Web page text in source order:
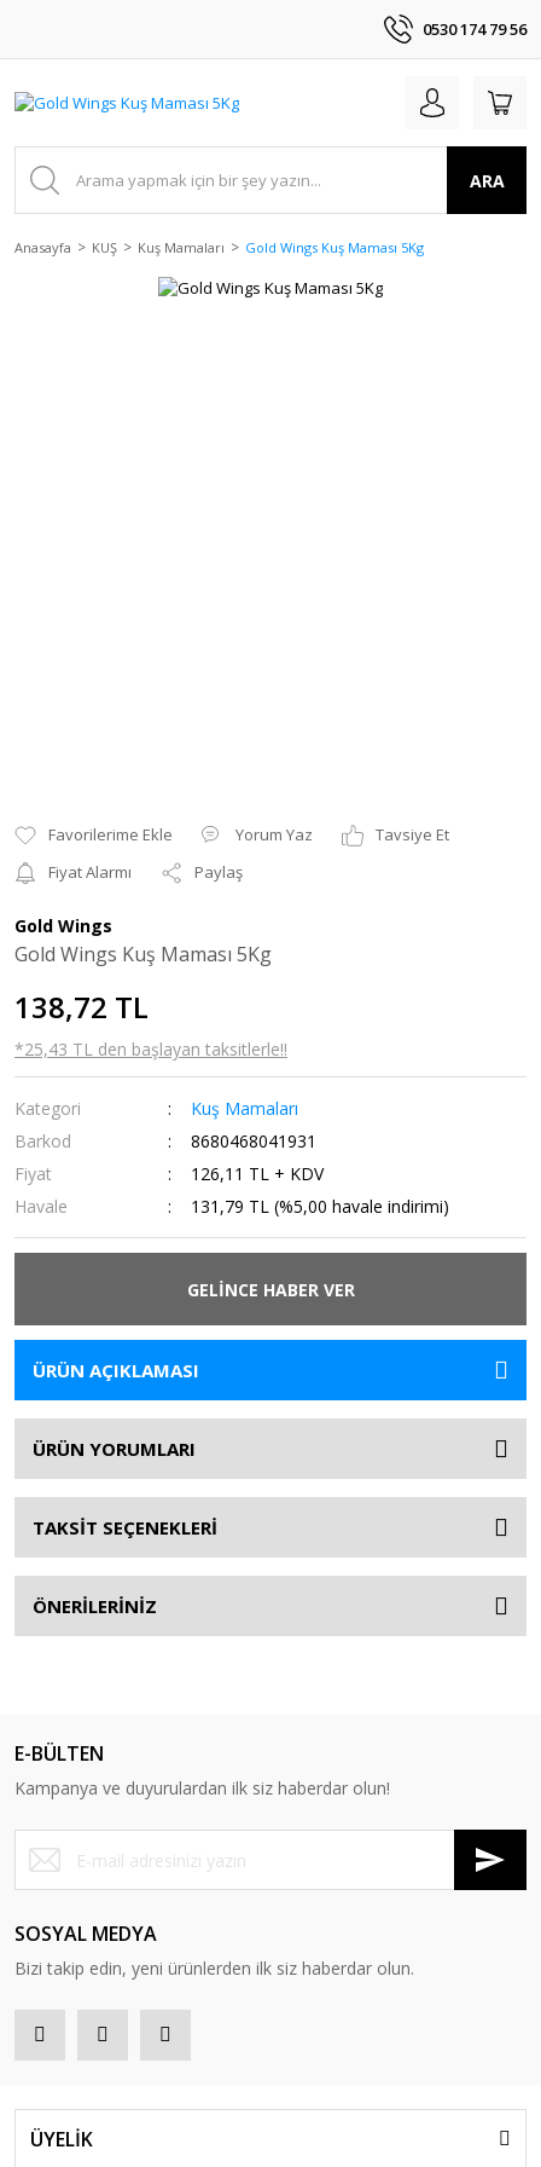
0530 174 79 56
ARA
Anasayfa KUŞ Kuş Mamaları Gold Wings Kuş Maması 5Kg
Yorum Yaz
Tavsiye Et
Fiyat Alarmı
Paylaş
Gold Wings
Gold Wings Kuş Maması 5Kg
138,72 TL
*25,43 TL den başlayan taksitlerle!!
Kategori
Kuş Mamaları
Barkod
8680468041931
Fiyat
126,11 TL + KDV
Havale
131,79 TL (%5,00 havale indirimi)
GELİNCE HABER VER
ÜRÜN AÇIKLAMASI
ÜRÜN YORUMLARI
TAKSİT SEÇENEKLERİ
ÖNERİLERİNİZ
E-BÜLTEN
Kampanya ve duyurulardan ilk siz haberdar olun!
SOSYAL MEDYA
Bizi takip edin, yeni ürünlerden ilk siz haberdar olun.
ÜYELİK